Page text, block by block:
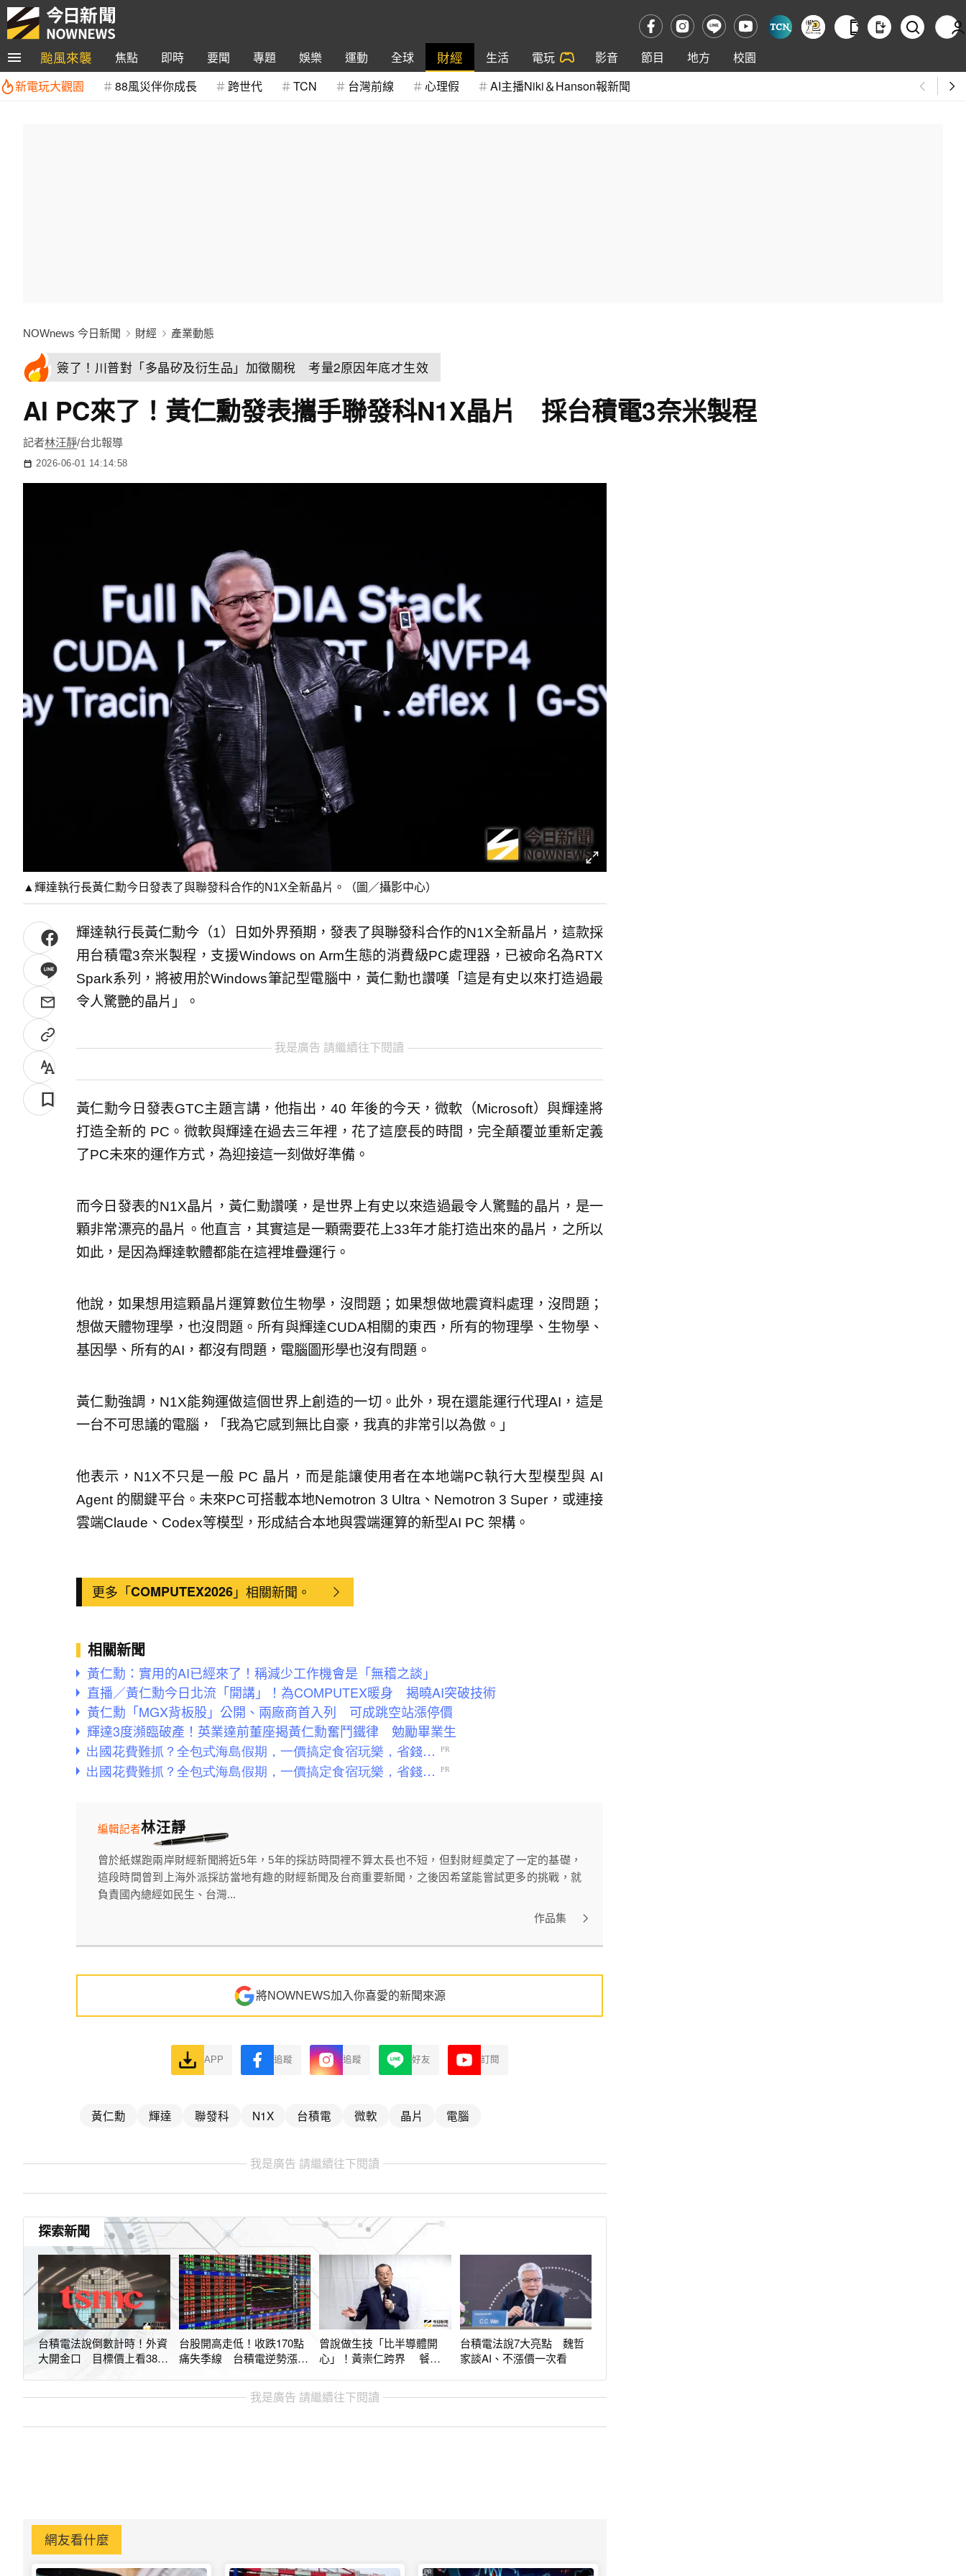
颱風來襲 焦點 即時 要聞 專題 娛樂 運動 全球 財經 生活 電玩 影音 節目 地方
校園
新電玩大觀園
88風災伴你成長 跨世代 TCN 台灣前線 心理假 AI主播Niki＆Hanson報新聞
NOWnews 今日新聞 財經 產業動態
簽了！川普對「多晶矽及衍生品」加徵關稅 考量2原因年底才生效
AI PC來了！黃仁勳發表攜手聯發科N1X晶片 採台積電3奈米製程
記者林汪靜/台北報導
2026-06-01 14:14:58
▲輝達執行長黃仁勳今日發表了與聯發科合作的N1X全新晶片。（圖／攝影中心）
輝達執行長黃仁勳今（1）日如外界預期，發表了與聯發科合作的N1X全新晶片，這款採
用台積電3奈米製程，支援Windows on Arm生態的消費級PC處理器，已被命名為RTX
Spark系列，將被用於Windows筆記型電腦中，黃仁勳也讚嘆「這是有史以來打造過最
令人驚艷的晶片」。
我是廣告 請繼續往下閱讀
黃仁勳今日發表GTC主題言講，他指出，40 年後的今天，微軟（Microsoft）與輝達將
打造全新的 PC。微軟與輝達在過去三年裡，花了這麼長的時間，完全顛覆並重新定義
了PC未來的運作方式，為迎接這一刻做好準備。
而今日發表的N1X晶片，黃仁勳讚嘆，是世界上有史以來造過最令人驚豔的晶片，是一
顆非常漂亮的晶片。他直言，其實這是一顆需要花上33年才能打造出來的晶片，之所以
如此，是因為輝達軟體都能在這裡堆疊運行。
他說，如果想用這顆晶片運算數位生物學，沒問題；如果想做地震資料處理，沒問題；
想做天體物理學，也沒問題。所有與輝達CUDA相關的東西，所有的物理學、生物學、
基因學、所有的AI，都沒有問題，電腦圖形學也沒有問題。
黃仁勳強調，N1X能夠運做這個世界上創造的一切。此外，現在還能運行代理AI，這是
一台不可思議的電腦，「我為它感到無比自豪，我真的非常引以為傲。」
他表示，N1X不只是一般 PC 晶片，而是能讓使用者在本地端PC執行大型模型與 AI
Agent 的關鍵平台。未來PC可搭載本地Nemotron 3 Ultra、Nemotron 3 Super，或連接
雲端Claude、Codex等模型，形成結合本地與雲端運算的新型AI PC 架構。
更多「COMPUTEX2026」相關新聞。
相關新聞
黃仁勳：實用的AI已經來了！稱減少工作機會是「無稽之談」
直播／黃仁勳今日北流「開講」！為COMPUTEX暖身 揭曉AI突破技術
黃仁勳「MGX背板股」公開、兩廠商首入列 可成跳空站漲停價
輝達3度瀕臨破產！英業達前董座揭黃仁勳奮鬥鐵律 勉勵畢業生
林汪靜
編輯記者
曾於紙媒跑兩岸財經新聞將近5年，5年的採訪時間裡不算太長也不短，但對財經奠定了一定的基礎，
這段時間曾到上海外派採訪當地有趣的財經新聞及台商重要新聞，之後因希望能嘗試更多的挑戰，就
負責國內總經如民生、台灣...
作品集
將NOWNEWS加入你喜愛的新聞來源
APP 追蹤 追蹤 好友 訂閱
黃仁勳 輝達 聯發科 N1X 台積電 微軟 晶片 電腦
我是廣告 請繼續往下閱讀
探索新聞
台積電法說倒數計時！外資
大開金口 目標價上看3800
台股開高走低！收跌170點
痛失季線 台積電逆勢漲5
曾說做生技「比半導體開
心」！黃崇仁跨界 餐廳
台積電法說7大亮點 魏哲
家談AI、不漲價一次看
我是廣告 請繼續往下閱讀
網友看什麼
PR